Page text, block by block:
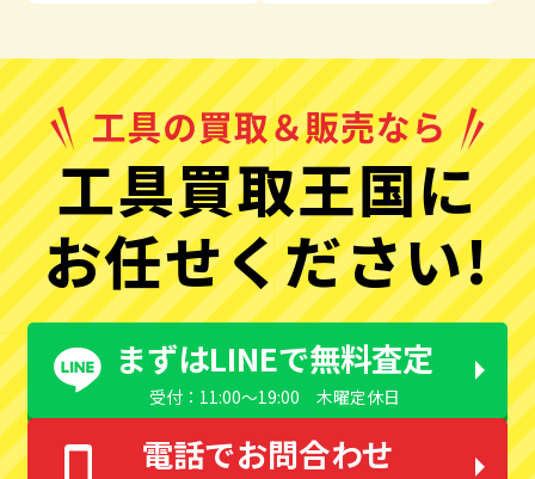
工具買取王国に
お任せください!
まずはLINEで無料査定
受付：11:00〜19:00 木曜定休日
電話でお問合わせ